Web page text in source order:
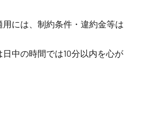
には、制約条件・違約金等は
中の時間では10分以内を心が